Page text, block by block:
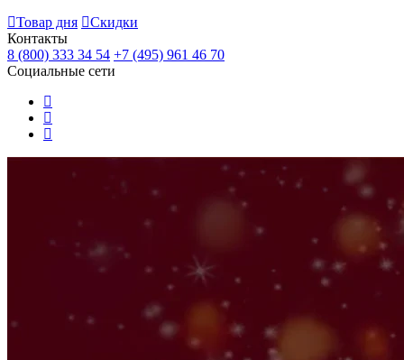
Товар дня
Скидки
Контакты
8 (800) 333 34 54 +7 (495) 961 46 70
Социальные сети